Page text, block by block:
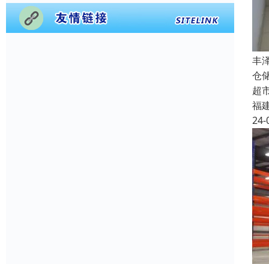
丰
仓
超
福
24-